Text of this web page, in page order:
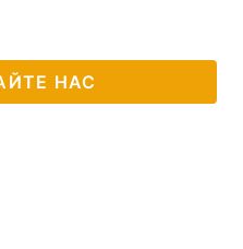
ПогодаНАС